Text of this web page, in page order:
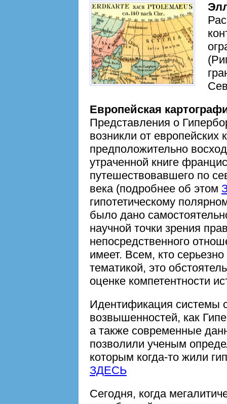
Европейская
Представления о
возникли от европейских
предположительно
утраченной книге
путешествовавшего по
века (подробнее об этом
гипотетическому
было дано
научной точки зрения
непосредственного
имеет. Всем, кто
тематикой, это
оценке компетентности
Идентификация системы
возвышенностей, как
а также современные
позволили ученым
которым когда-то жили
ЗДЕСЬ
Сегодня, когда